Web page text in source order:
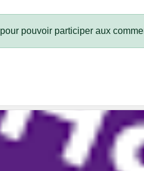
pour pouvoir participer aux